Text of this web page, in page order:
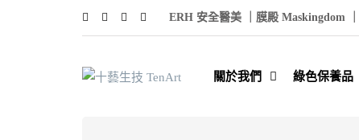
ERH 安全醫美 ｜ 膜殿 Maskingdom ｜
關於我們 綠色保養品